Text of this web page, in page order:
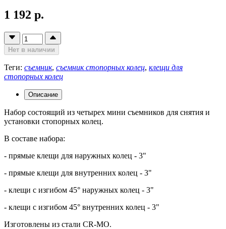
1 192 р.
Нет в наличии
Теги: съемник, съемник стопорных колец, клещи для
стопорных колец
Описание
Набор состоящий из четырех мини съемников для снятия и
установки стопорных колец.
В составе набора:
- прямые клещи для наружных колец - 3"
- прямые клещи для внутренних колец - 3"
- клещи с изгибом 45° наружных колец - 3"
- клещи с изгибом 45° внутренних колец - 3"
Изготовлены из стали CR-MO.